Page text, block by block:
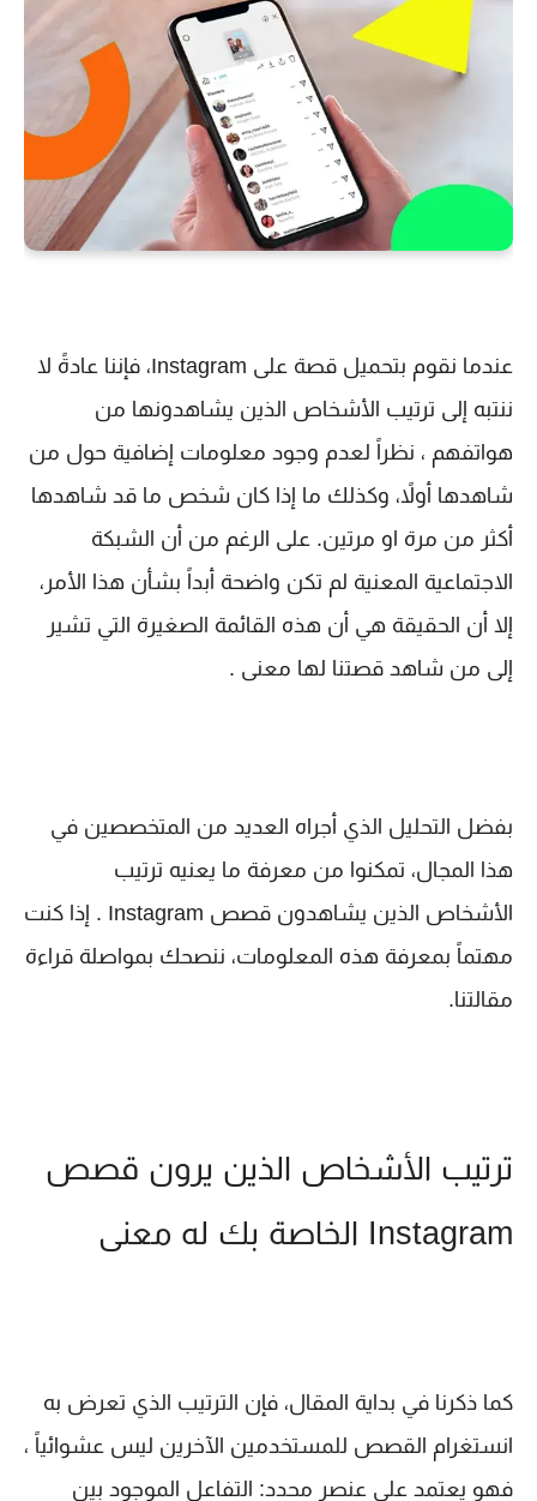
عندما نقوم بتحميل قصة على Instagram، فإننا عادةً لا
ننتبه إلى ترتيب الأشخاص الذين يشاهدونها من
هواتفهم ، نظراً لعدم وجود معلومات إضافية حول من
شاهدها أولاً، وكذلك ما إذا كان شخص ما قد شاهدها
أكثر من مرة او مرتين. على الرغم من أن الشبكة
الاجتماعية المعنية لم تكن واضحة أبداً بشأن هذا الأمر،
إلا أن الحقيقة هي أن هذه القائمة الصغيرة التي تشير
إلى من شاهد قصتنا لها معنى .
بفضل التحليل الذي أجراه العديد من المتخصصين في
هذا المجال، تمكنوا من معرفة ما يعنيه ترتيب
الأشخاص الذين يشاهدون قصص Instagram . إذا كنت
مهتماً بمعرفة هذه المعلومات، ننصحك بمواصلة قراءة
مقالتنا.
ترتيب الأشخاص الذين يرون قصص
Instagram الخاصة بك له معنى
كما ذكرنا في بداية المقال، فإن الترتيب الذي تعرض به
انستغرام القصص للمستخدمين الآخرين ليس عشوائياً ،
فهو يعتمد على عنصر محدد: التفاعل الموجود بين